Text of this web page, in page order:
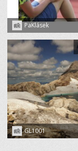
PaKlásek
GL1001